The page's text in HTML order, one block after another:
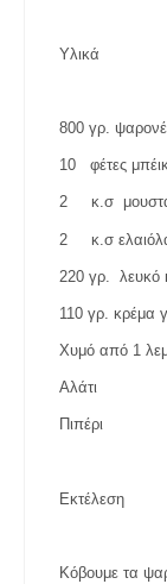
Υλικά
800 γρ.
10 φέτες
2 κ.σ
2 κ.σ
220 γρ. λευκό
110 γρ. κρέμα
Χυμό από 1
Αλάτι
Πιπέρι
Εκτέλεση
Κόβουμε τα